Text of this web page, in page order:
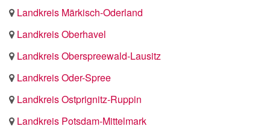
Landkreis Märkisch-Oderland
Landkreis Oberhavel
Landkreis Oberspreewald-Lausitz
Landkreis Oder-Spree
Landkreis Ostprignitz-Ruppin
Landkreis Potsdam-Mittelmark